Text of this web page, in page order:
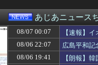
不倫相手(男)が「自分の
【画像】小学生アイドル
【画像】ケロンヌ(中西
【ホロライブ】Youtube
【愕然】新幹線や飛行
【悲報】吉岡里帆さん、
あじあニュース
08/07 00:07
【速報】
08/06 22:07
広島平和記
08/06 19:41
【朗報】